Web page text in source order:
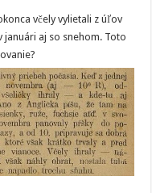
včely vylietali z úľov
januári aj so snehom. Toto